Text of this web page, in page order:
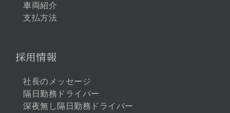
車両紹介
支払方法
採用情報
社長のメッセージ
隔日勤務ドライバー
深夜無し隔日勤務ドライバー